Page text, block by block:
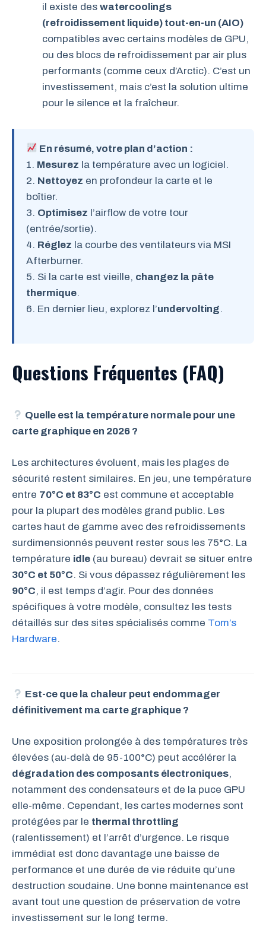
il existe des watercoolings
(refroidissement liquide) tout-en-un (AIO)
compatibles avec certains modèles de GPU,
ou des blocs de refroidissement par air plus
performants (comme ceux d’Arctic). C’est un
investissement, mais c’est la solution ultime
pour le silence et la fraîcheur.
En résumé, votre plan d’action :
1. Mesurez la température avec un logiciel.
2. Nettoyez en profondeur la carte et le
boîtier.
3. Optimisez l’airflow de votre tour
(entrée/sortie).
4. Réglez la courbe des ventilateurs via MSI
Afterburner.
5. Si la carte est vieille, changez la pâte
thermique.
6. En dernier lieu, explorez l’undervolting.
Questions Fréquentes (FAQ)
Quelle est la température normale pour une
carte graphique en 2026 ?
Les architectures évoluent, mais les plages de
sécurité restent similaires. En jeu, une température
entre 70°C et 83°C est commune et acceptable
pour la plupart des modèles grand public. Les
cartes haut de gamme avec des refroidissements
surdimensionnés peuvent rester sous les 75°C. La
température idle (au bureau) devrait se situer entre
30°C et 50°C. Si vous dépassez régulièrement les
90°C, il est temps d’agir. Pour des données
spécifiques à votre modèle, consultez les tests
détaillés sur des sites spécialisés comme Tom’s
Hardware.
Est-ce que la chaleur peut endommager
définitivement ma carte graphique ?
Une exposition prolongée à des températures très
élevées (au-delà de 95-100°C) peut accélérer la
dégradation des composants électroniques,
notamment des condensateurs et de la puce GPU
elle-même. Cependant, les cartes modernes sont
protégées par le thermal throttling
(ralentissement) et l’arrêt d’urgence. Le risque
immédiat est donc davantage une baisse de
performance et une durée de vie réduite qu’une
destruction soudaine. Une bonne maintenance est
avant tout une question de préservation de votre
investissement sur le long terme.